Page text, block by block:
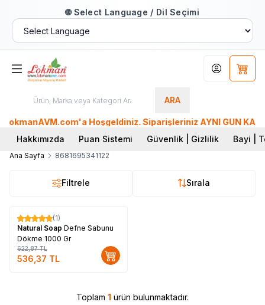
🌐 Select Language / Dil Seçimi
ARA
Hesabım
Hoşgeldiniz. Siparişleriniz AYNI GÜN
Hakkımızda
Puan Sistemi Güvenlik | Gizlilik Bayi |
Ana Sayfa 8681695341122
Filtrele Sırala
%14
(1)
Natural Soap Defne Sabunu
Dökme 1000 Gr
622,87TL
536,37 TL
Toplam 1 ürün bulunmaktadır.